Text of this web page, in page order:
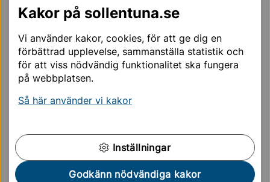
Kakor på sollentuna.se
Vi använder kakor, cookies, för att ge dig en
förbättrad upplevelse, sammanställa statistik och
för att viss nödvändig funktionalitet ska fungera
på webbplatsen.
Så här använder vi kakor
Inställningar
Godkänn nödvändiga kakor
Alternativ 2: Färgkaskader (Vinnare)
Kontakt
kontaktcenter hjälper dig.
Kontaktcenter